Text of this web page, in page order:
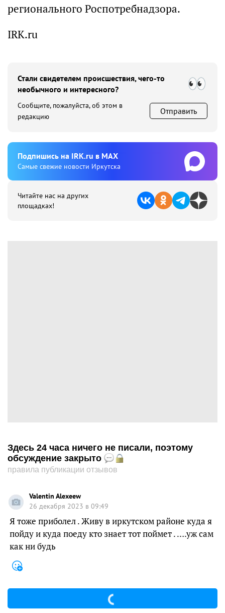
регионального Роспотребнадзора.
IRK.ru
Стали свидетелем происшествия, чего-то
необычного и интересного?
Сообщите, пожалуйста, об этом в
редакцию
Отправить
Подпишиcь на IRK.ru в MAX
Cамые свежие новости Иркутска
Читайте нас на других
площадках!
Здесь 24 часа ничего не писали, поэтому
обсуждение закрыто
правила публикации отзывов
Valentin Alexeew
26 декабря 2023 в 09:49
Я тоже приболел . Живу в иркутском районе куда я
пойду и куда поеду кто знает тот поймет . ….уж сам
как ни будь